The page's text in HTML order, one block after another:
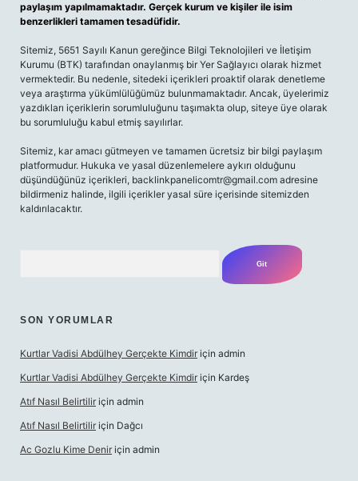
paylaşım yapılmamaktadır. Gerçek kurum ve kişiler ile isim
benzerlikleri tamamen tesadüfidir.
Sitemiz, 5651 Sayılı Kanun gereğince Bilgi Teknolojileri ve İletişim
Kurumu (BTK) tarafından onaylanmış bir Yer Sağlayıcı olarak hizmet
vermektedir. Bu nedenle, sitedeki içerikleri proaktif olarak denetleme
veya araştırma yükümlülüğümüz bulunmamaktadır. Ancak, üyelerimiz
yazdıkları içeriklerin sorumluluğunu taşımakta olup, siteye üye olarak
bu sorumluluğu kabul etmiş sayılırlar.
Sitemiz, kar amacı gütmeyen ve tamamen ücretsiz bir bilgi paylaşım
platformudur. Hukuka ve yasal düzenlemelere aykırı olduğunu
düşündüğünüz içerikleri, backlinkpanelicomtr@gmail.com adresine
bildirmeniz halinde, ilgili içerikler yasal süre içerisinde sitemizden
kaldırılacaktır.
SON YORUMLAR
Kurtlar Vadisi Abdülhey Gerçekte Kimdir için admin
Kurtlar Vadisi Abdülhey Gerçekte Kimdir için Kardeş
Atıf Nasıl Belirtilir için admin
Atıf Nasıl Belirtilir için Dağcı
Ac Gozlu Kime Denir için admin